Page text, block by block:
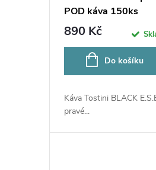
k
POD káva 150ks
890 Kč
Do košíku
Káva Tostini BLACK
pravé...